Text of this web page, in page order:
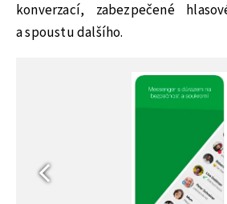
konverzací, zabezpečené
a spoustu dalšího.